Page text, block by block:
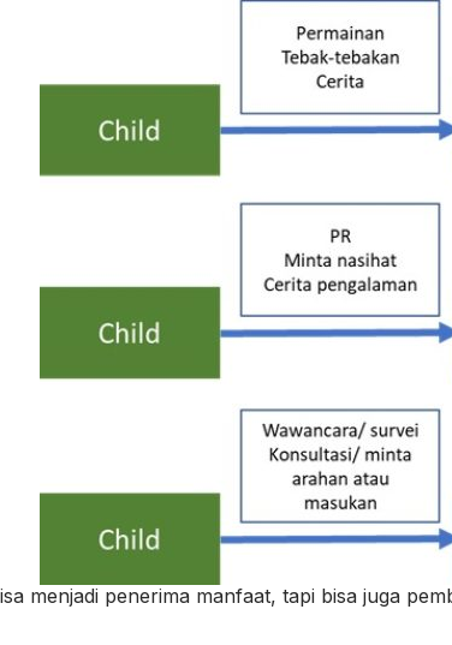
menjadi penerima manfaat, tapi bisa juga